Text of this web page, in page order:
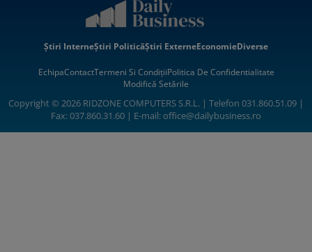
Știri InterneȘtiri PoliticăȘtiri ExterneEconomieDiverse
EchipaContactTermeni Si CondițiiPolitica De Confidentialitate
Modifică Setările
Copyright © 2026 RIDZONE COMPUTERS S.R.L. | Telefon 031.860.51.09 |
Fax: 037.860.31.60 | E-mail:office@dailybusiness.ro